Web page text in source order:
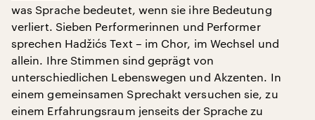
was Sprache bedeutet, wenn sie ihre Bedeutung
verliert. Sieben Performerinnen und Performer
sprechen Hadžićs Text – im Chor, im Wechsel und
allein. Ihre Stimmen sind geprägt von
unterschiedlichen Lebenswegen und Akzenten. In
einem gemeinsamen Sprechakt versuchen sie, zu
einem Erfahrungsraum jenseits der Sprache zu